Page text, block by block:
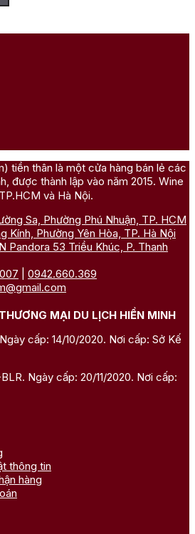
Với hương vị phức hợp, cân bằng giữa
cho những buổi tiệc sang trọng mà
tiền thân là một cửa hàng bán lẻ các
được thành lập vào năm 2015. Wine
và Hà Nội.
Sa, Phường Phú Nhuận, TP. HCM
Kính, Phường Yên Hòa, TP. Hà Nội
Pandora 53 Triều Khúc, P. Thanh
0942.660.369
MẠI DU LỊCH HIỀN MINH
cấp: 14/10/2020. Nơi cấp: Sở Kế
Ngày cấp: 20/11/2020. Nơi cấp:
thông tin
hàng